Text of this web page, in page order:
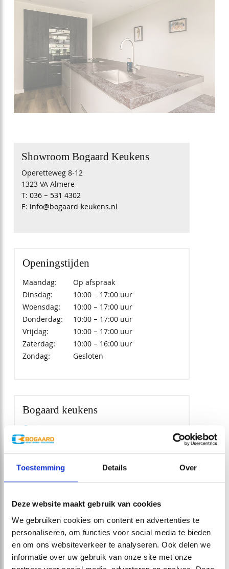
Toestemming Details Over
Deze website maakt gebruik van cookies
We gebruiken cookies om content en advertenties te
personaliseren, om functies voor social media te bieden
en om ons websiteverkeer te analyseren. Ook delen we
informatie over uw gebruik van onze site met onze
Showroom Bogaard Keukens
Operetteweg 8-12
1323 VA Almere
T:036 – 531 4302
E: info@bogaard-keukens.nl
Openingstijden
Maandag:
Op afspraak
Dinsdag:
10:00 – 17:00 uur
Woensdag:
10:00 – 17:00 uur
Donderdag:
10:00 – 17:00 uur
Vrijdag:
10:00 – 17:00 uur
Zaterdag:
10:00 – 16:00 uur
Zondag:
Gesloten
Bogaard keukens
Volledige installatie van uw